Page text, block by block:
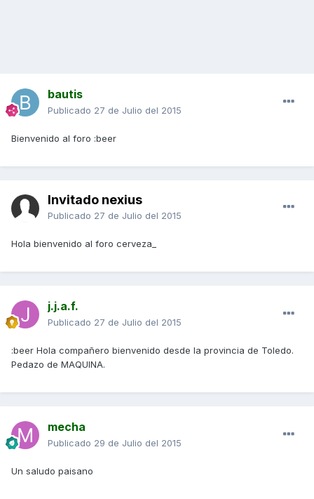
bautis
Publicado 27 de Julio del 2015
Bienvenido al foro :beer
Invitado nexius
Publicado 27 de Julio del 2015
Hola bienvenido al foro cerveza_
j.j.a.f.
Publicado 27 de Julio del 2015
:beer Hola compañero bienvenido desde la provincia de Toledo.
Pedazo de MAQUINA.
mecha
Publicado 29 de Julio del 2015
Un saludo paisano